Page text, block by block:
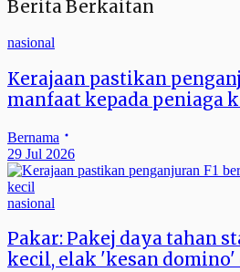
Berita Berkaitan
nasional
Kerajaan pastikan
manfaat kepada peniaga
Bernama
29 Jul 2026
nasional
Pakar: Pakej daya tahan
kecil, elak 'kesan